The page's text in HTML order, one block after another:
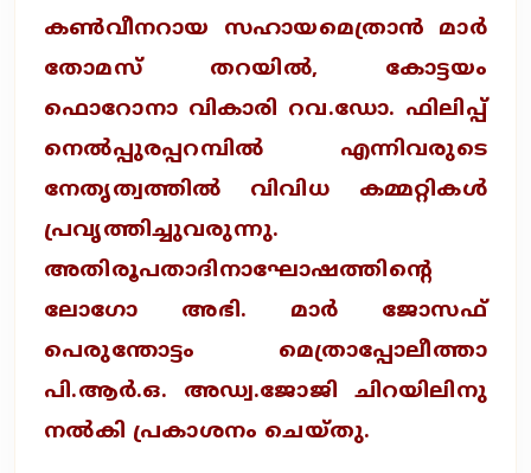
കണ്‍വീനറായ സഹായമെത്രാന്‍ മാര്‍
തോമസ് തറയില്‍, കോട്ടയം
ഫൊറോനാ വികാരി റവ.ഡോ. ഫിലിപ്പ്
നെല്‍പ്പുരപ്പറമ്പില്‍ എന്നിവരുടെ
നേതൃത്വത്തില്‍ വിവിധ കമ്മറ്റികള്‍
പ്രവൃത്തിച്ചുവരുന്നു.
അതിരൂപതാദിനാഘോഷത്തിന്റെ
ലോഗോ അഭി. മാര്‍ ജോസഫ്
പെരുന്തോട്ടം മെത്രാപ്പോലീത്താ
പി.ആര്‍.ഒ. അഡ്വ.ജോജി ചിറയിലിനു
നല്‍കി പ്രകാശനം ചെയ്‌തു.